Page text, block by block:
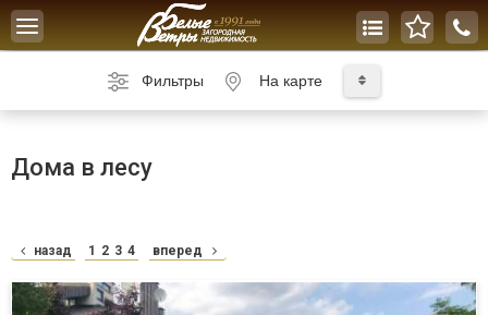
Toggle
navigation
Фильтры На карте
Дома в лесу
назад 1 2 3 4 вперед